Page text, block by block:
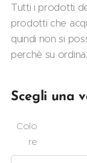
Tutti i prodotti
prodotti che
quindi non si
perchè su
Scegli una
Colo
re